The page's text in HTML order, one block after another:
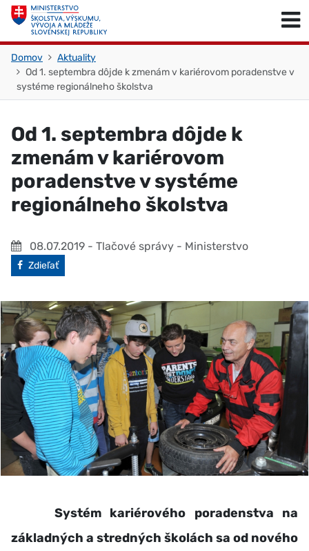
Skočiť na obsah
Domov
Aktuality
Od 1. septembra dôjde k zmenám v kariérovom poradenstve v
systéme regionálneho školstva
Od 1. septembra dôjde k
zmenám v kariérovom
poradenstve v systéme
regionálneho školstva
08.07.2019 - Tlačové správy - Ministerstvo
Facebook
Zdieľať
Systém kariérového poradenstva na
základných a stredných školách sa od nového
Skočiť na začiatok stránky